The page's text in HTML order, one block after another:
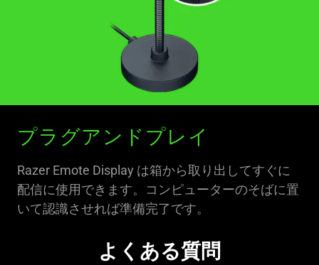
プラグアンドプレイ
Razer Emote Display は箱から取り出してすぐに
配信に使用できます。コンピューターのそばに置
いて認識させれば準備完了です。
よくある質問